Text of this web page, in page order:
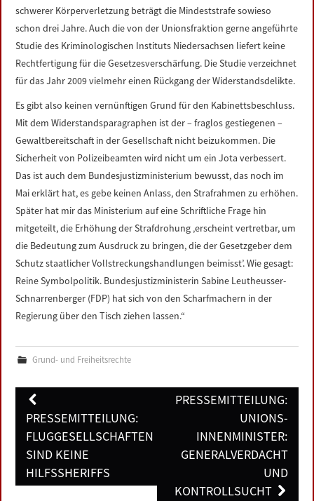
schwerer Körperverletzung beträgt die Mindeststrafe sowieso
schon drei Jahre. Auch die von der Unionsfraktion gerne angeführte
Studie des Kriminologischen Instituts Niedersachsen liefert keine
Rechtfertigung für die Gesetzesverschärfung. Die Studie verzeichnet
für das Jahr 2009 vielmehr einen Rückgang der Widerstandsdelikte.
Es gibt also keinen vernünftigen Grund für den Kabinettsbeschluss.
Mit dem Widerstandsparagraphen ist der – fraglos gestiegenen –
Gewaltbereitschaft in der Gesellschaft nicht beizukommen. Die
Sicherheit von Polizeibeamten wird nicht um ein Jota verbessert.
Das ist auch dem Bundesjustizministerium bewusst, das noch im
Mai erklärt hat, es gebe keinen Anlass, den Strafrahmen zu erhöhen.
Später hat mir das Ministerium auf eine Schriftliche Frage hin
mitgeteilt, die Erhöhung der Strafdrohung ‚erscheint vertretbar, um
die Bedeutung zum Ausdruck zu bringen, die der Gesetzgeber dem
Schutz staatlicher Vollstreckungshandlungen beimisst’. Wie gesagt:
Reine Symbolpolitik. Bundesjustizministerin Sabine Leutheusser-
Schnarrenberger (FDP) hat sich von den Scharfmachern in der
Regierung über den Tisch ziehen lassen.“
Grund- und Freiheitsrechte
Post
navigation
PRESSEMITTEILUNG:
FLUGGESELLSCHAFTEN
SIND KEINE
HILFSSHERIFFS
PRESSEMITTEILUNG:
UNIONS-
INNENMINISTER:
GENERALVERDACHT
UND
KONTROLLSUCHT